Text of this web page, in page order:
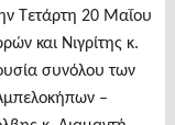
Τετάρτη 20 Μαΐου
και Νιγρίτης κ.
συνόλου των
–